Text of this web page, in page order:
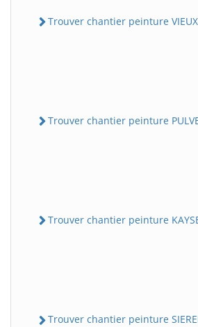
Trouver chantier peinture
Trouver chantier peinture
Trouver chantier peinture
Trouver chantier peinture